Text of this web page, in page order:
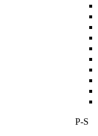
P-S